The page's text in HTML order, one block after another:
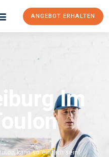
ANGEBOT ERHALTEN
Im
kann so einfach sein!